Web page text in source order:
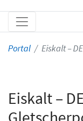
Portal Eiskalt –
Eiskalt –